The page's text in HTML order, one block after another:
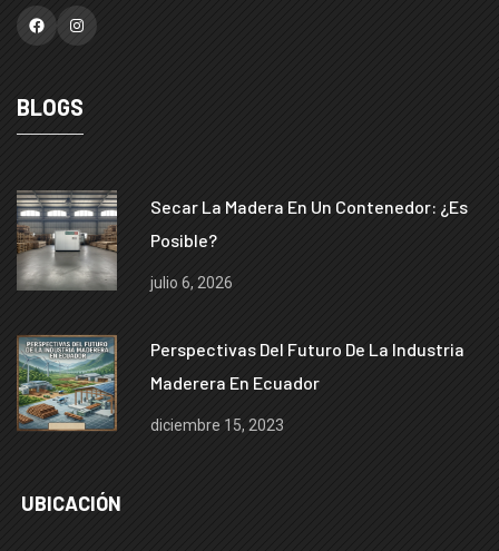
FacebookInstagram
BLOGS
Secar La Madera En Un Contenedor: ¿es
Posible?
julio 6, 2026
Perspectivas Del Futuro De La Industria
Maderera En Ecuador
diciembre 15, 2023
UBICACIÓN